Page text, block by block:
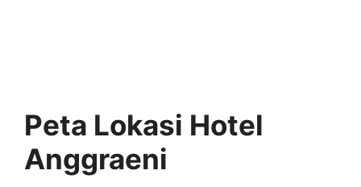
Peta Lokasi Hotel
Anggraeni